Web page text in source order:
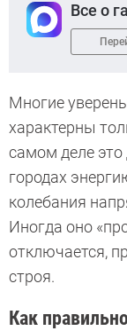
Все о
Многие
характерны
самом деле это
городах
колебания
Иногда оно
отключается,
строя.
Как